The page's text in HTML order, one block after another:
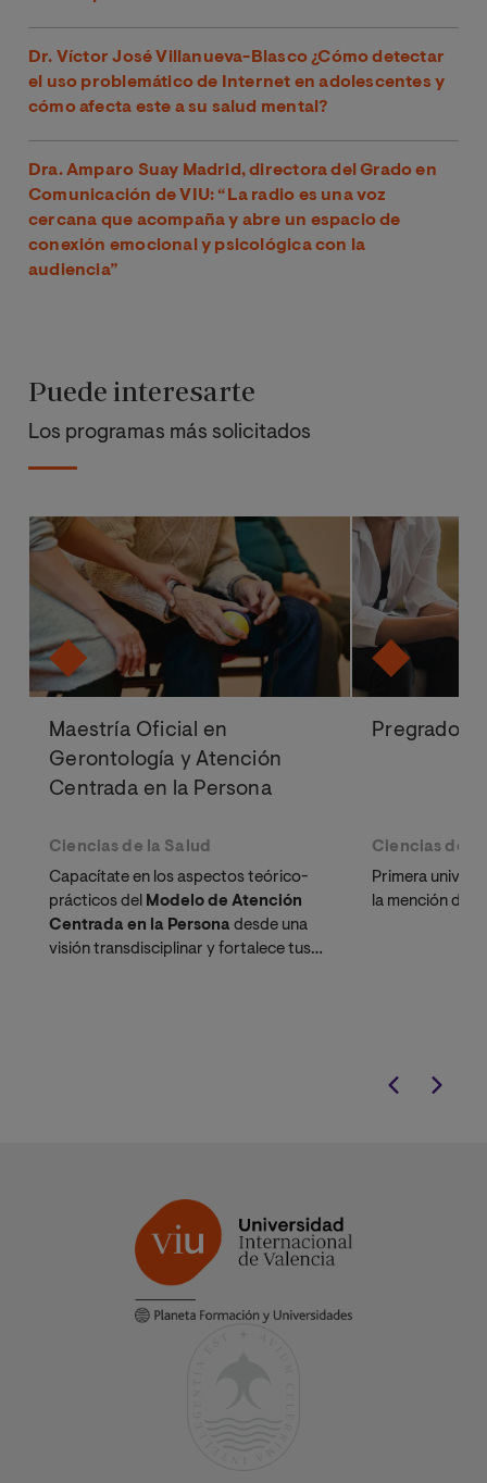
Dr. Víctor José Villanueva-Blasco ¿Cómo detectar
el uso problemático de Internet en adolescentes y
cómo afecta este a su salud mental?
Dra. Amparo Suay Madrid, directora del Grado en
Comunicación de VIU: “La radio es una voz
cercana que acompaña y abre un espacio de
conexión emocional y psicológica con la
audiencia”
Puede interesarte
Los programas más solicitados
Maestría Oficial en
Gerontología y Atención
Centrada en la Persona
Ciencias de la Salud
Capacítate en los aspectos teórico-
prácticos del Modelo de Atención
Centrada en la Persona desde una
visión transdisciplinar y fortalece tus
Pregrado
Ciencias de
Primera
la mención de